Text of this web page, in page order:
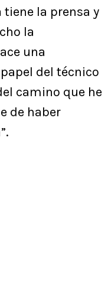
la prensa y
la
una
del técnico
camino que he
de haber